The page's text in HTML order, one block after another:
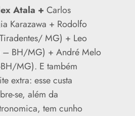
Atala + Carlos
Karazawa + Rodolfo
MG) + Leo
– BH/MG) + André Melo
MG). E também
extra: esse custa
se, além da
tem cunho